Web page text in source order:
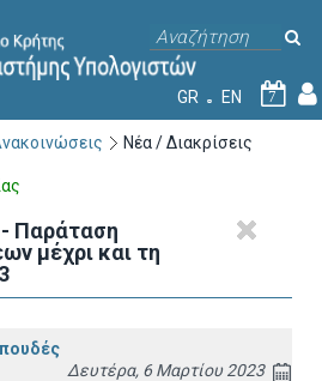
GR EN 7
Νέα / Διακρίσεις
Παράταση
μέχρι και τη
Δευτέρα, 6 Μαρτίου 2023